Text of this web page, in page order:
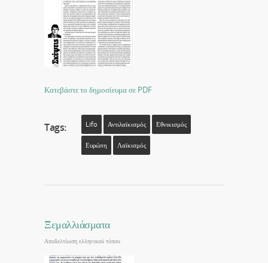
Κατεβάστε το δημοσίευμα σε PDF
Tags: Lifo Αντιλαϊκισμός Εθνικισμός
Ευρώπη Λαϊκισμός
Ξεμαλλιάσματα
Αποδελτίωση ελληνικού τύπου